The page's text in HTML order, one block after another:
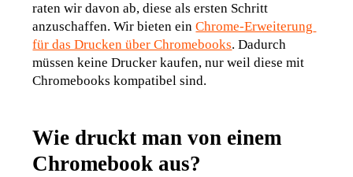
raten wir davon ab, diese als ersten Schritt
anzuschaffen. Wir bieten ein Chrome-Erweiterung
für das Drucken über Chromebooks. Dadurch
müssen keine Drucker kaufen, nur weil diese mit
Chromebooks kompatibel sind.
Wie druckt man von einem
Chromebook aus?